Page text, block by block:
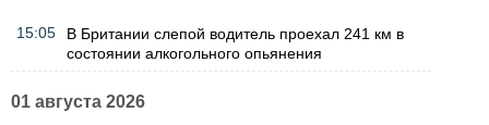
15:05
В Британии слепой водитель проехал 241 км в
состоянии алкогольного опьянения
01 августа 2026